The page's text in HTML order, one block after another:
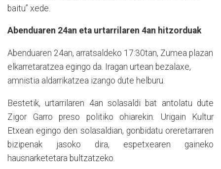
baitu” xede.
Abenduaren 24an eta urtarrilaren 4an hitzorduak
Abenduaren 24an, arratsaldeko 17:30tan, Zumea plazan
elkarretaratzea egingo da. Iragan urtean bezalaxe,
amnistia aldarrikatzea izango dute helburu.
Bestetik, urtarrilaren 4an solasaldi bat antolatu dute
Zigor Garro preso politiko ohiarekin. Urigain Kultur
Etxean egingo den solasaldian, gonbidatu oreretarraren
bizipenak jasoko dira, espetxearen gaineko
hausnarketetara bultzatzeko.